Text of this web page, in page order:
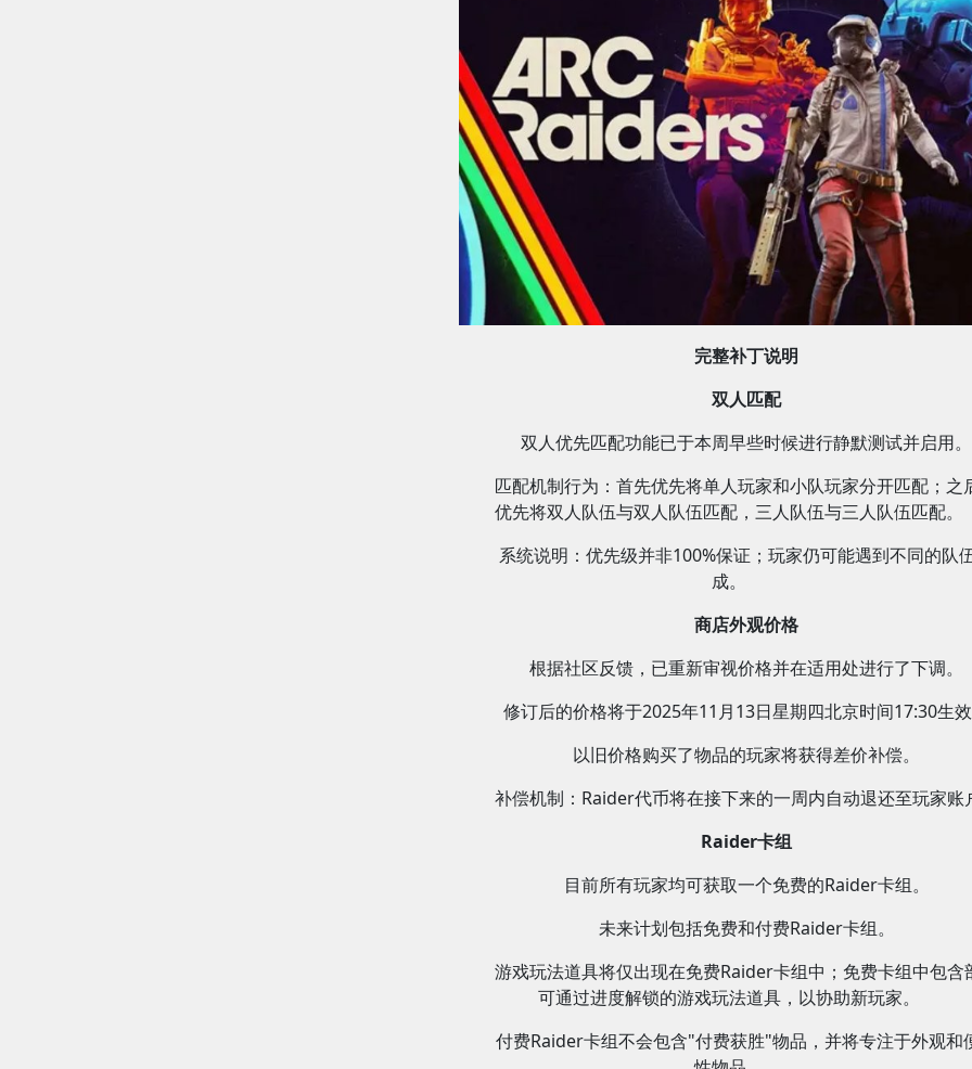
完整补丁说明
双人匹配
双人优先匹配功能已于本周早些时候进行静默测试并启用。
匹配机制行为：首先优先将单人玩家和小队玩家分开匹配；之
优先将双人队伍与双人队伍匹配，三人队伍与三人队伍匹配。
系统说明：优先级并非100%保证；玩家仍可能遇到不同的队
成。
商店外观价格
根据社区反馈，已重新审视价格并在适用处进行了下调。
修订后的价格将于2025年11月13日星期四北京时间17:30生效
以旧价格购买了物品的玩家将获得差价补偿。
补偿机制：Raider代币将在接下来的一周内自动退还至玩家账
Raider卡组
目前所有玩家均可获取一个免费的Raider卡组。
未来计划包括免费和付费Raider卡组。
游戏玩法道具将仅出现在免费Raider卡组中；免费卡组中包含
可通过进度解锁的游戏玩法道具，以协助新玩家。
付费Raider卡组不会包含"付费获胜"物品，并将专注于外观和